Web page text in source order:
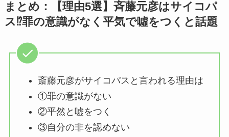
まとめ：【理由5選】斉藤元彦はサイコパ
ス⁉罪の意識がなく平気で噓をつくと話題
斎藤元彦がサイコパスと言われる理由は
①罪の意識がない
②平然と嘘をつく
③自分の非を認めない